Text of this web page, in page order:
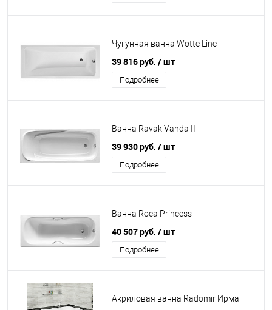
Чугунная ванна Wotte Line
39 816 руб. / шт
Подробнее
Ванна Ravak Vanda II
39 930 руб. / шт
Подробнее
Ванна Roca Princess
40 507 руб. / шт
Подробнее
Акриловая ванна Radomir Ирма